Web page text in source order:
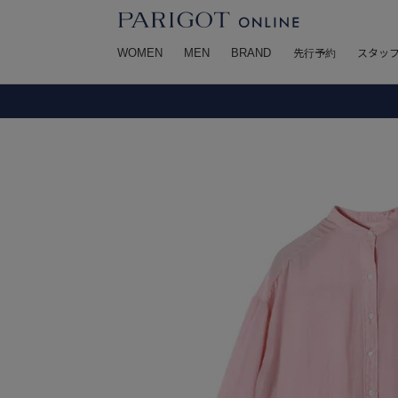
WOMEN MEN BRAND 先行予約 スタッ